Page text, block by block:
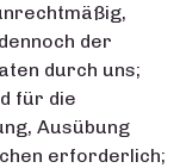
der
durch uns;
für die
Ausübung
erforderlich;